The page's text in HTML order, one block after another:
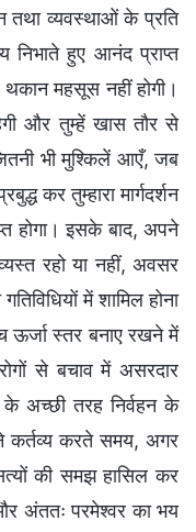
तथा व्यवस्थाओं के प्रति
निभाते हुए आनंद प्राप्त
थकान महसूस नहीं होगी।
और तुम्हें खास तौर से
भी मुश्किलें आएँ, जब
कर तुम्हारा मार्गदर्शन
होगा। इसके बाद, अपने
रहो या नहीं, अवसर
में शामिल होना
ऊर्जा स्तर बनाए रखने में
से बचाव में असरदार
के अच्छी तरह निर्वहन के
कर्तव्य करते समय, अगर
की समझ हासिल कर
अंततः परमेश्वर का भय